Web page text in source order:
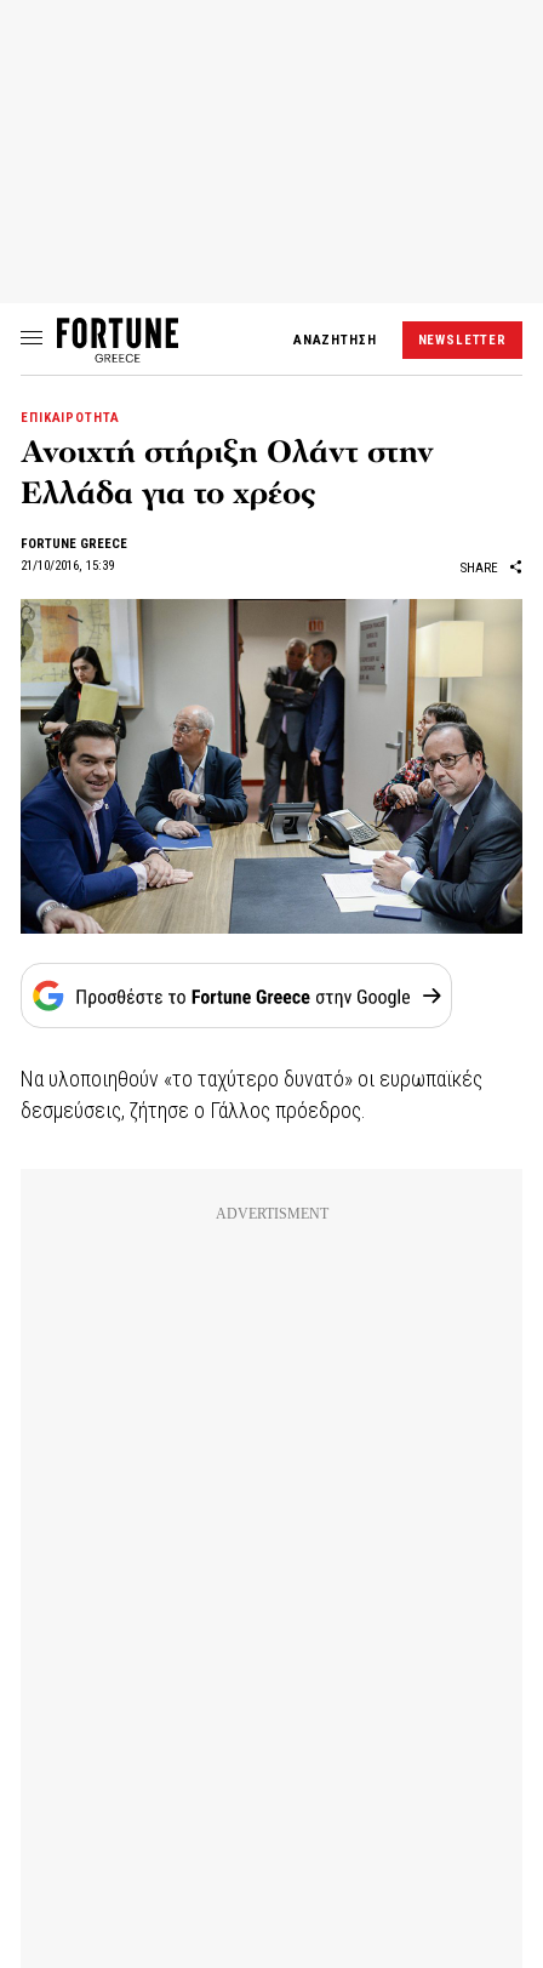
ΑΝΑΖΗΤΗΣΗ NEWSLETTER
ΕΠΙΚΑΙΡΟΤΗΤΑ
Ανοιχτή στήριξη Ολάντ στην
Ελλάδα για το χρέος
FORTUNE GREECE
21/10/2016, 15:39
SHARE
Να υλοποιηθούν «το ταχύτερο δυνατό» οι ευρωπαϊκές
δεσμεύσεις, ζήτησε ο Γάλλος πρόεδρος.